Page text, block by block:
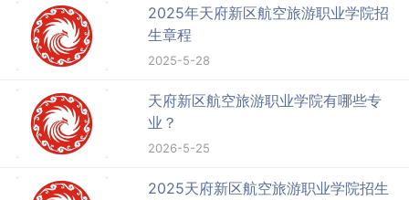
2025年天府新区航空旅游职业学院招
生章程
2025-5-28
天府新区航空旅游职业学院有哪些专
业？
2026-5-25
2025天府新区航空旅游职业学院招生